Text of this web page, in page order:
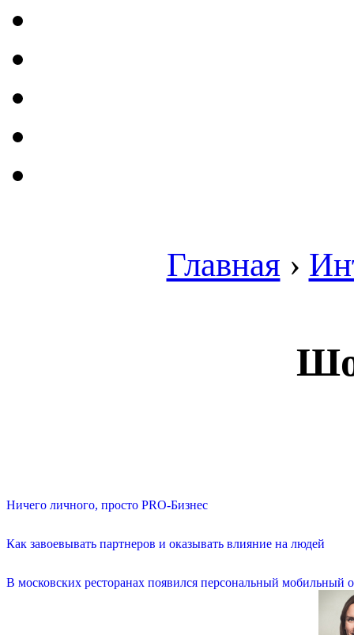
Главная ›
Ничего личного, просто PRO-Бизнес
Как завоевывать партнеров и оказывать влияние на людей
В московских ресторанах появился персональный мобильный